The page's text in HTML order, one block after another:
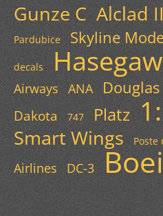
Gunze C Alclad II
Pardubice
Skyline
decals
Airways
ANA Douglas
Dakota 747 Platz
Smart Wings Poste
Airlines
DC-3